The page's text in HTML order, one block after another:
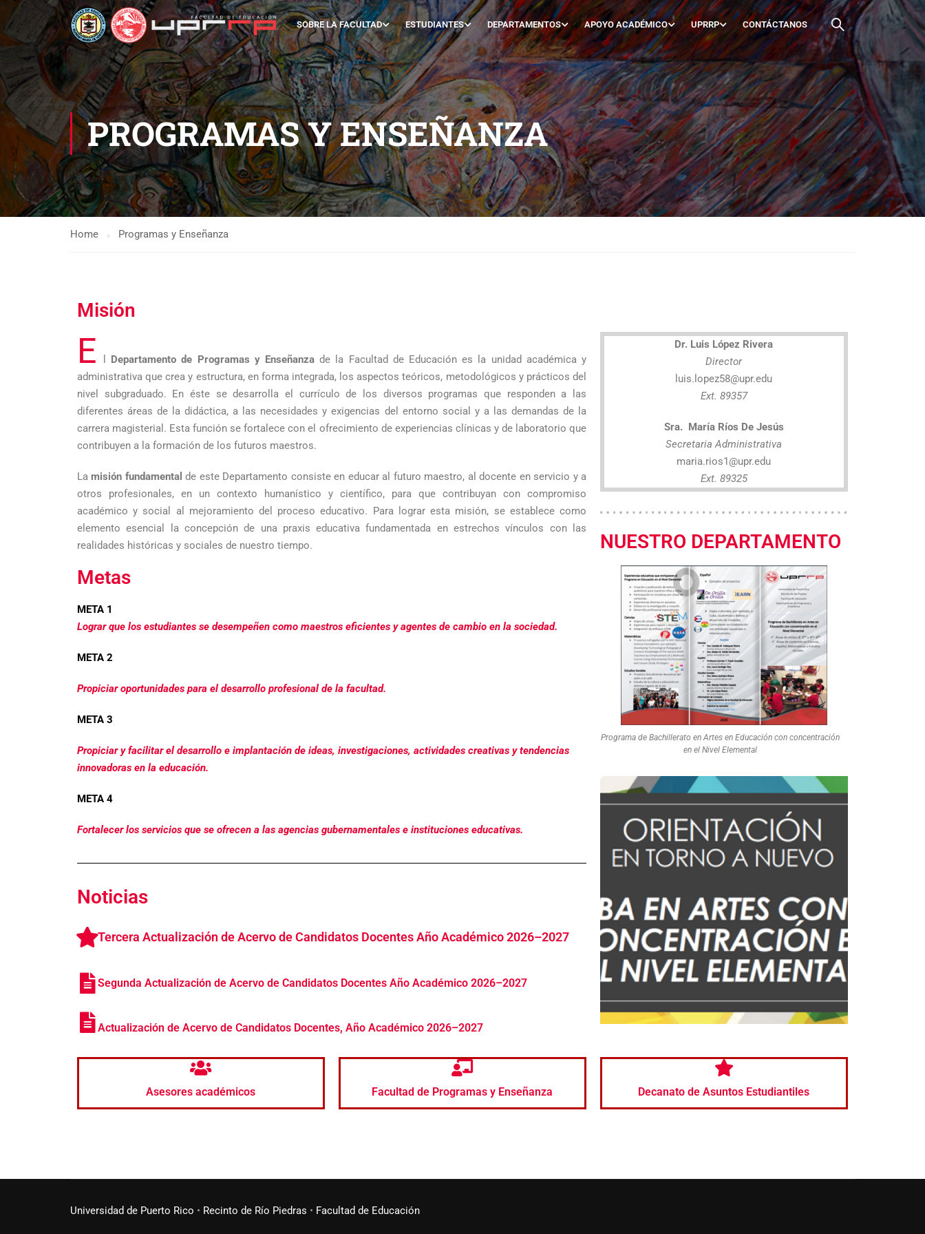
SOBRE LA FACULTAD ESTUDIANTES DEPARTAMENTOS APOYO ACADÉMICO UPRRP CONTÁCTANOS
PROGRAMAS Y ENSEÑANZA
Home Programas y Enseñanza
Misión
E Departamento de Programas y Enseñanza de la Facultad de Educación es la unidad académica y
administrativa que crea y estructura, en forma integrada, los aspectos teóricos, metodológicos y prácticos del
nivel subgraduado. En éste se desarrolla el currículo de los diversos programas que responden a las
diferentes áreas de la didáctica, a las necesidades y exigencias del entorno social y a las demandas de la
carrera magisterial. Esta función se fortalece con el ofrecimiento de experiencias clínicas y de laboratorio que
contribuyen a la formación de los futuros maestros.
Lamisión fundamental de este Departamento consiste en educar al futuro maestro, al docente en servicio y a
otros profesionales, en un contexto humanístico y científico, para que contribuyan con compromiso
académico y social al mejoramiento del proceso educativo. Para lograr esta misión, se establece como
elemento esencial la concepción de una praxis educativa fundamentada en estrechos vínculos con las
realidades históricas y sociales de nuestro tiempo.
Metas
META 1
Lograr que los estudiantes se desempeñen como maestros eficientes y agentes de cambio en la sociedad.
META 2
Propiciar oportunidades para el desarrollo profesional de la facultad.
META 3
Propiciar y facilitar el desarrollo e implantación de ideas, investigaciones, actividades creativas y tendencias
innovadoras en la educación.
META 4
Fortalecer los servicios que se ofrecen a las agencias gubernamentales e instituciones educativas.
Noticias
Tercera Actualización de Acervo de Candidatos Docentes Año Académico 2026–2027
Segunda Actualización de Acervo de Candidatos Docentes Año Académico 2026–2027
Actualización de Acervo de Candidatos Docentes, Año Académico 2026–2027
Dr. Luis López Rivera
Director
luis.lopez58@upr.edu
Ext. 89357
Sra. María Ríos De Jesús
Secretaria Administrativa
maria.rios1@upr.edu
Ext. 89325
NUESTRO DEPARTAMENTO
Programa de Bachillerato en Artes en Educación con concentración
en el Nivel Elemental
Asesores académicos Facultad de Programas y Enseñanza Decanato de Asuntos Estudiantiles
Universidad de Puerto Rico • Recinto de Río Piedras • Facultad de Educación